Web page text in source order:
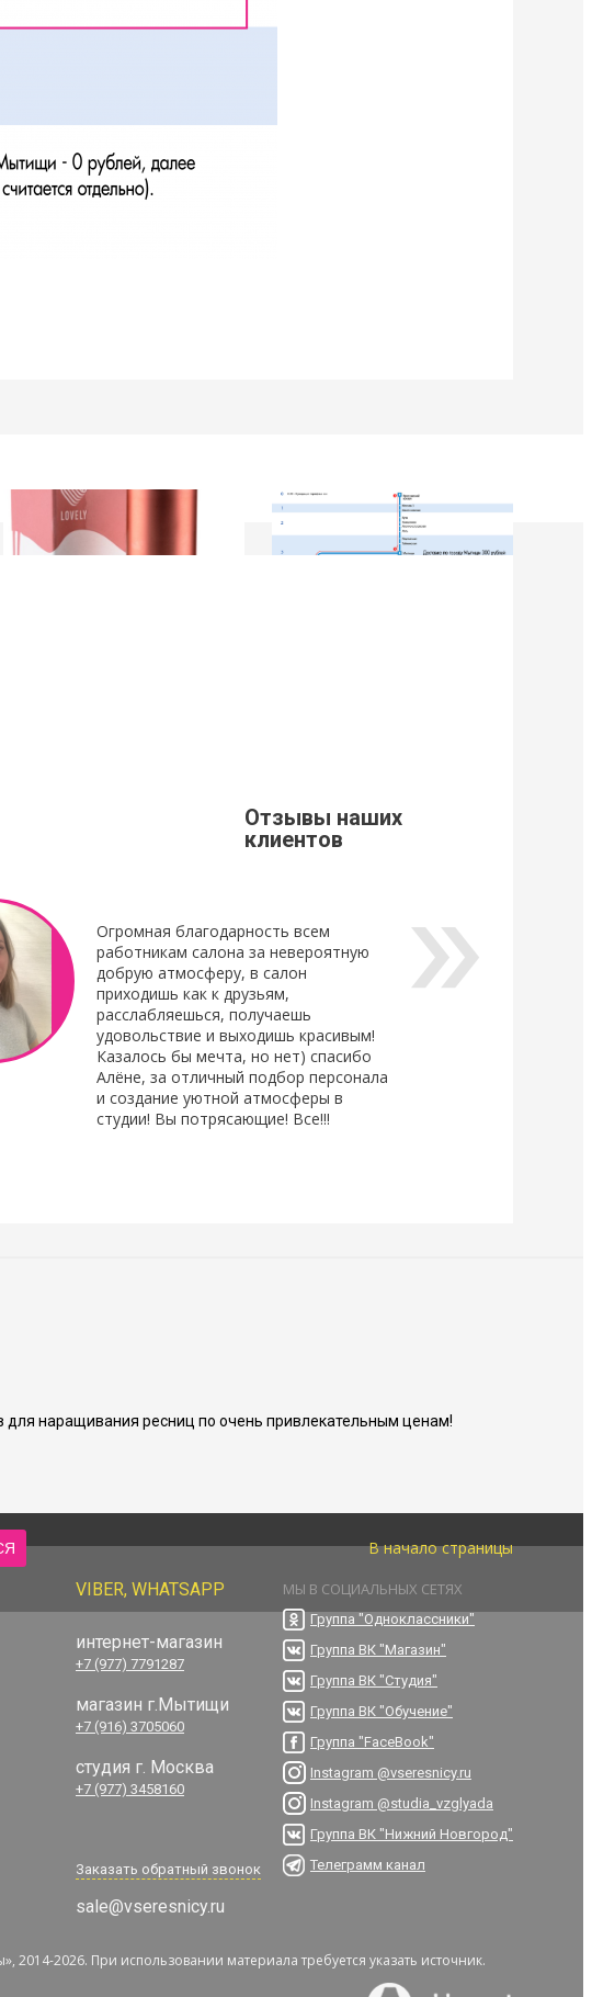
Отзывы наших
клиентов
Огромная благодарность всем
работникам салона за невероятную
добрую атмосферу, в салон
приходишь как к друзьям,
расслабляешься, получаешь
удовольствие и выходишь красивым!
Казалось бы мечта, но нет) спасибо
Алёне, за отличный подбор персонала
и создание уютной атмосферы в
студии! Вы потрясающие! Все!!!
наращивания ресниц по очень привлекательным ценам!
В начало страницы
МЫ В СОЦИАЛЬНЫХ СЕТЯХ
Группа "Одноклассники"
Группа ВК "Магазин"
Группа ВК "Студия"
Группа ВК "Обучение"
Группа "FaceBook"
Instagram @vseresnicy.ru
Instagram @studia_vzglyada
Группа ВК "Нижний Новгород"
Телеграмм канал
VIBER, WHATSAPP
интернет-магазин
+7 (977) 7791287
магазин г.Мытищи
+7 (916) 3705060
студия г. Москва
+7 (977) 3458160
Заказать обратный звонок
sale@vseresnicy.ru
2014-2026. При использовании материала требуется указать источник.